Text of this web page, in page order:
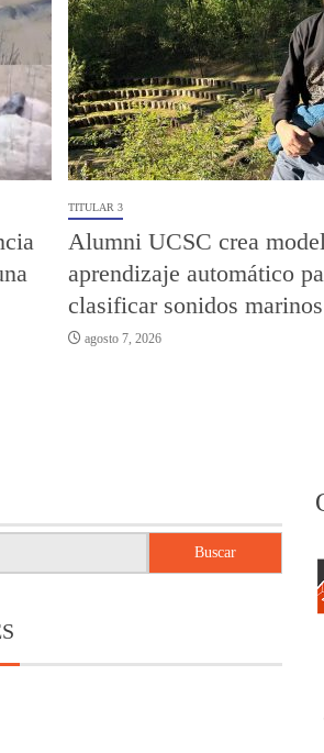
TITULAR 3
Alumni UCSC crea
aprendizaje automático
clasificar sonidos marinos
agosto 7, 2026
Buscar